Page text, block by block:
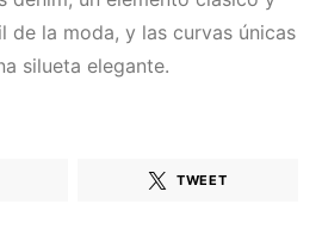
de la moda, y las curvas únicas
silueta elegante.
TWEET